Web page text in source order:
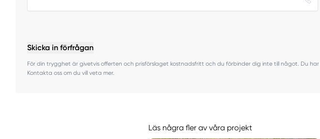
Skicka in förfrågan
För din trygghet är givetvis offerten och prisförslaget kostnadsfritt och du förbinder dig inte till något. Du
Kontakta oss om du vill veta mer.
Läs några fler av våra projekt